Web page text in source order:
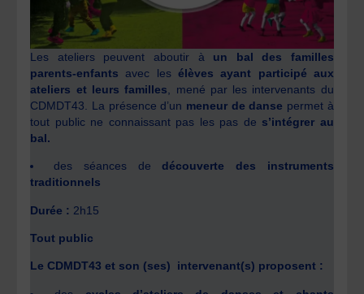
Les ateliers peuvent aboutir à un bal des familles
parents-enfants avec lesélèves ayant participé aux
ateliers et leurs familles , mené par les intervenants du
CDMDT43. La présence d’un meneur de danse permet à
tout public ne connaissant pas les pas de s’intégrer au
bal.
des séances dedécouverte des instruments
traditionnels
Durée : 2h15
Tout public
Le CDMDT43 et son (ses) intervenant(s) proposent :